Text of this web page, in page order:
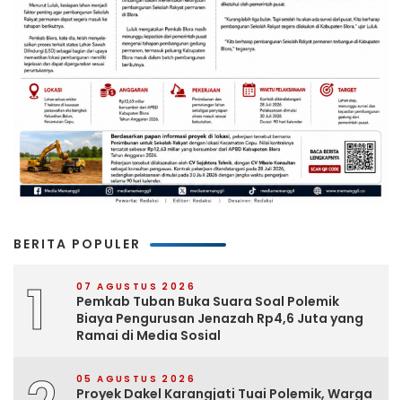
BERITA POPULER
1 07 AGUSTUS 2026
Pemkab Tuban Buka Suara Soal Polemik
Biaya Pengurusan Jenazah Rp4,6 Juta yang
Ramai di Media Sosial
05 AGUSTUS 2026
Proyek Dakel Karangjati Tuai Polemik, Warga